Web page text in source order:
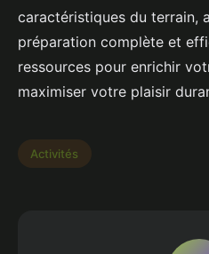
caractéristiques du terrain,
préparation complète et
ressources pour enrichir
maximiser votre plaisir
Activités